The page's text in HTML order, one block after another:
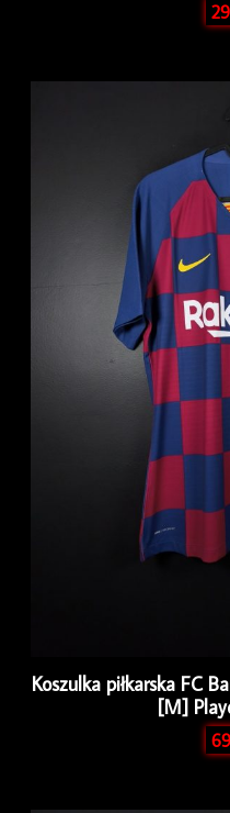
Koszulka piłkarska FC
[M]